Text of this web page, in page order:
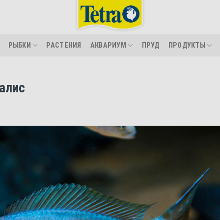
РЫБКИ РАСТЕНИЯ АКВАРИУМ ПРУД ПРОДУКТЫ